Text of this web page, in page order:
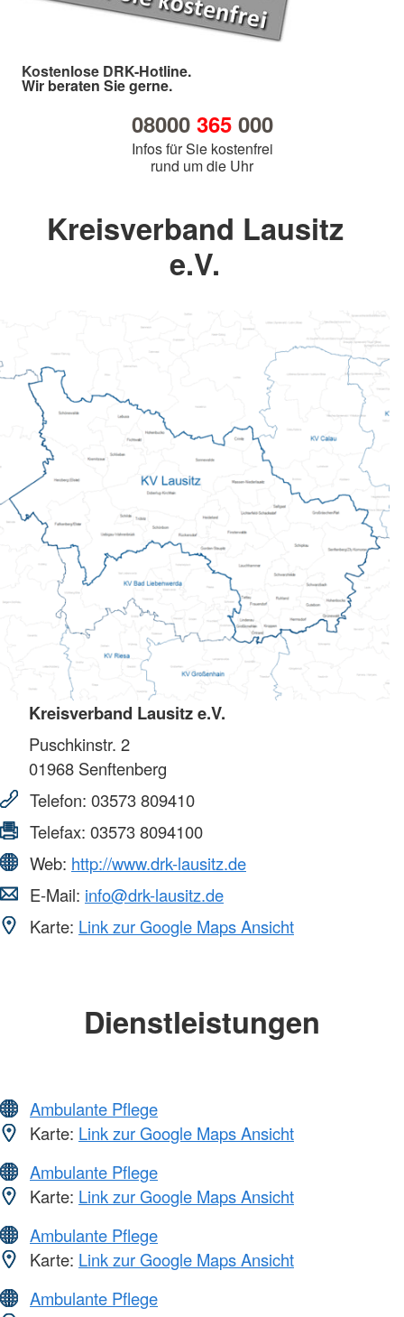
Kostenlose DRK-Hotline.
Wir beraten Sie gerne.
08000 365000
Infos für Sie kostenfrei
rund um die Uhr
Kreisverband Lausitz
e.V.
Kreisverband Lausitz e.V.
Puschkinstr. 2
01968 Senftenberg
Telefon: 03573 809410
Telefax: 03573 8094100
Web: http://www.drk-lausitz.de
E-Mail: info@drk-lausitz.de
Karte: Link zur Google Maps Ansicht
Dienstleistungen
Ambulante Pflege
Karte: Link zur Google Maps Ansicht
Ambulante Pflege
Karte: Link zur Google Maps Ansicht
Ambulante Pflege
Karte: Link zur Google Maps Ansicht
Ambulante Pflege